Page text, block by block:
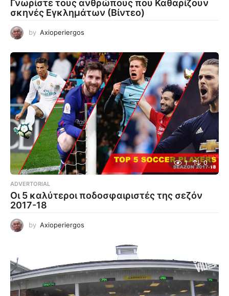
Γνωρίστε τους ανθρώπους που Καθαρίζουν
σκηνές Εγκλημάτων (Βίντεο)
by Axioperiergos
1 0
ADVERTORIAL
Οι 5 καλύτεροι ποδοσφαιριστές της σεζόν
2017-18
by Axioperiergos